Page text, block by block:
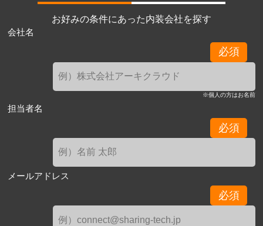
お好みの条件にあった内装会社を探す
会社名
必須
※個人の方はお名前
担当者名
必須
メールアドレス
必須